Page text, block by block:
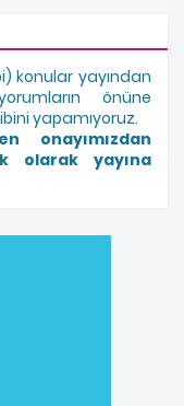
konular yayından
önüne
yapamıyoruz.
onayımızdan
olarak yayına